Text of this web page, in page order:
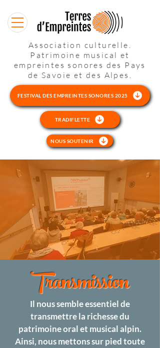
Association culturelle.
Patrimoine musical et
empreintes sonores des Pays
de Savoie et des Alpes.
FESTIVAL DES EMPREINTES SONORES 2025
NOUS SOUTENIR
TRADIFLETTE
Transmission
Il nous semble essentiel de
transmettre la richesse du
patrimoine oral et musical alpin.
Ainsi, nous mettons sur pied toute